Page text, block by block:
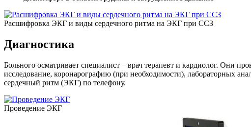
Расшифровка ЭКГ и виды сердечного ритма на ЭКГ при ССЗ
Диагностика
Больного осматривает специалист – врач терапевт и кардиолог. Они
исследование, коронарографию (при необходимости), лабораторных
сердечный ритм (ЭКГ) по телефону.
Проведение ЭКГ